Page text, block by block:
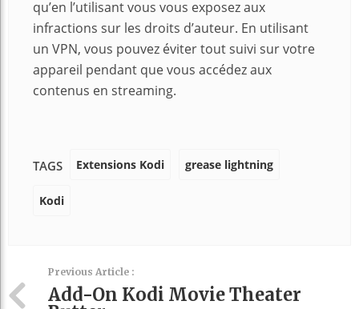
qu’en l’utilisant vous vous exposez aux
infractions sur les droits d’auteur. En utilisant
un VPN, vous pouvez éviter tout suivi sur votre
appareil pendant que vous accédez aux
contenus en streaming.
TAGS Extensions Kodi grease lightning
Kodi
Previous Article :
Add-On Kodi Movie Theater